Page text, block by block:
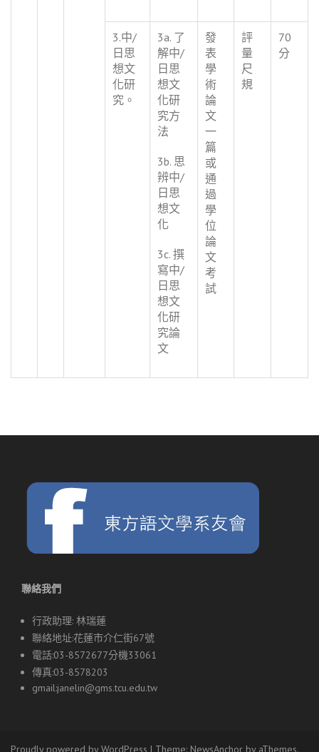
3.中/
日思
想文
化研
究。
3a. 了
解中/
日思
想文
化研
究方
法
3b. 思
辨中/
日思
想文
化
3c. 撰
寫中/
日思
想文
化研
究論
文
發
表
學
術
論
文
一
篇
或
通
過
學
位
論
文
考
試
評
量
尺
規
70
分
聯絡我們
行政助理: 林瑞蓮
聯絡地址:花蓮市介仁街67號
電話:03-8572677分機33061
傳真:03-8578203
gmail:janelin@gms.tcu.edu.tw
Proudly powered by WordPress | Theme: NewsAnchor by aThemes.